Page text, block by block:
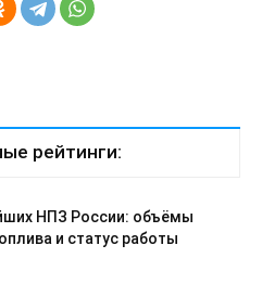
рейтинги:
НПЗ России: объёмы
и статус работы